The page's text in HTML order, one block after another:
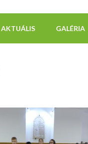
AKTUÁLIS GALÉRIA